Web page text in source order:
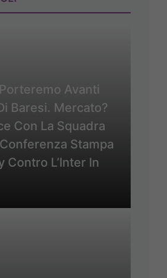
Avanti
Baresi. Mercato?
Con La Squadra
Stampa
Contro L’Inter In